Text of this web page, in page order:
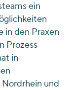
ein
in den Praxen
Prozess
in
und